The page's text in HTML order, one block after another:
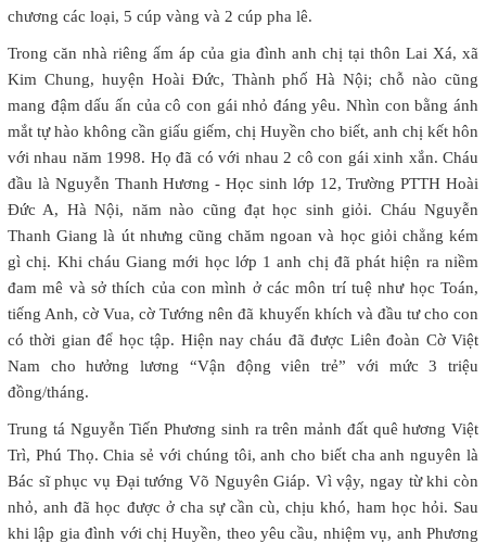
chương các loại, 5 cúp vàng và 2 cúp pha lê.
Trong căn nhà riêng ấm áp của gia đình anh chị tại thôn Lai Xá, xã
Kim Chung, huyện Hoài Đức, Thành phố Hà Nội; chỗ nào cũng
mang đậm dấu ấn của cô con gái nhỏ đáng yêu. Nhìn con bằng ánh
mắt tự hào không cần giấu giếm, chị Huyền cho biết, anh chị kết hôn
với nhau năm 1998. Họ đã có với nhau 2 cô con gái xinh xắn. Cháu
đầu là Nguyễn Thanh Hương - Học sinh lớp 12, Trường PTTH Hoài
Đức A, Hà Nội, năm nào cũng đạt học sinh giỏi. Cháu Nguyễn
Thanh Giang là út nhưng cũng chăm ngoan và học giỏi chẳng kém
gì chị. Khi cháu Giang mới học lớp 1 anh chị đã phát hiện ra niềm
đam mê và sở thích của con mình ở các môn trí tuệ như học Toán,
tiếng Anh, cờ Vua, cờ Tướng nên đã khuyến khích và đầu tư cho con
có thời gian để học tập. Hiện nay cháu đã được Liên đoàn Cờ Việt
Nam cho hưởng lương “Vận động viên trẻ” với mức 3 triệu
đồng/tháng.
Trung tá Nguyễn Tiến Phương sinh ra trên mảnh đất quê hương Việt
Trì, Phú Thọ. Chia sẻ với chúng tôi, anh cho biết cha anh nguyên là
Bác sĩ phục vụ Đại tướng Võ Nguyên Giáp. Vì vậy, ngay từ khi còn
nhỏ, anh đã học được ở cha sự cần cù, chịu khó, ham học hỏi. Sau
khi lập gia đình với chị Huyền, theo yêu cầu, nhiệm vụ, anh Phương